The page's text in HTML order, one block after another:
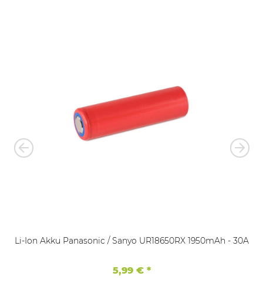
Li-Ion Akku Panasonic / Sanyo UR18650RX 1950mAh - 30A
5,99 € *